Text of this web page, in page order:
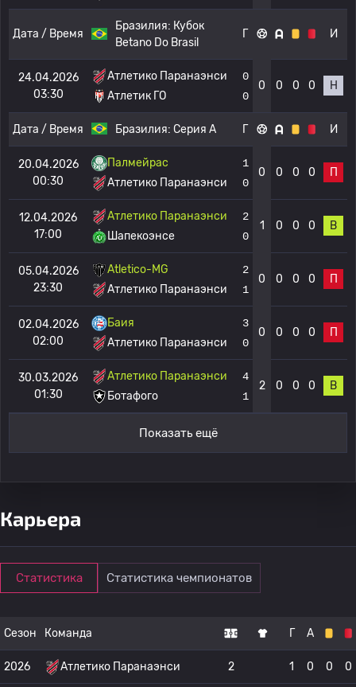
Дата / Время
Бразилия: Кубок
Betano Do Brasil
Г И
24.04.2026
03:30
Атлетико Паранаэнси
Атлетик ГО
0
0
0 0 0 0 Н
Дата / Время Бразилия: Серия А Г И
20.04.2026
00:30
Палмейрас
Атлетико Паранаэнси
1
0
0 0 0 0 П
12.04.2026
17:00
Атлетико Паранаэнси
Шапекоэнсе
2
0
1 0 0 0 В
05.04.2026
23:30
Atletico-MG
Атлетико Паранаэнси
2
1
0 0 0 0 П
02.04.2026
02:00
Баия
Атлетико Паранаэнси
3
0
0 0 0 0 П
30.03.2026
01:30
Атлетико Паранаэнси
Ботафого
4
1
2 0 0 0 В
Показать ещё
Карьера
Статистика Статистика чемпионатов
Сезон Команда Г А
2026 Атлетико Паранаэнси 2 1 0 0 0